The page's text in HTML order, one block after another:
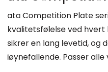
ata Competition Plate
kvalitetsfølelse ved
sikrer en lang levetid, og
iøynefallende. Passer